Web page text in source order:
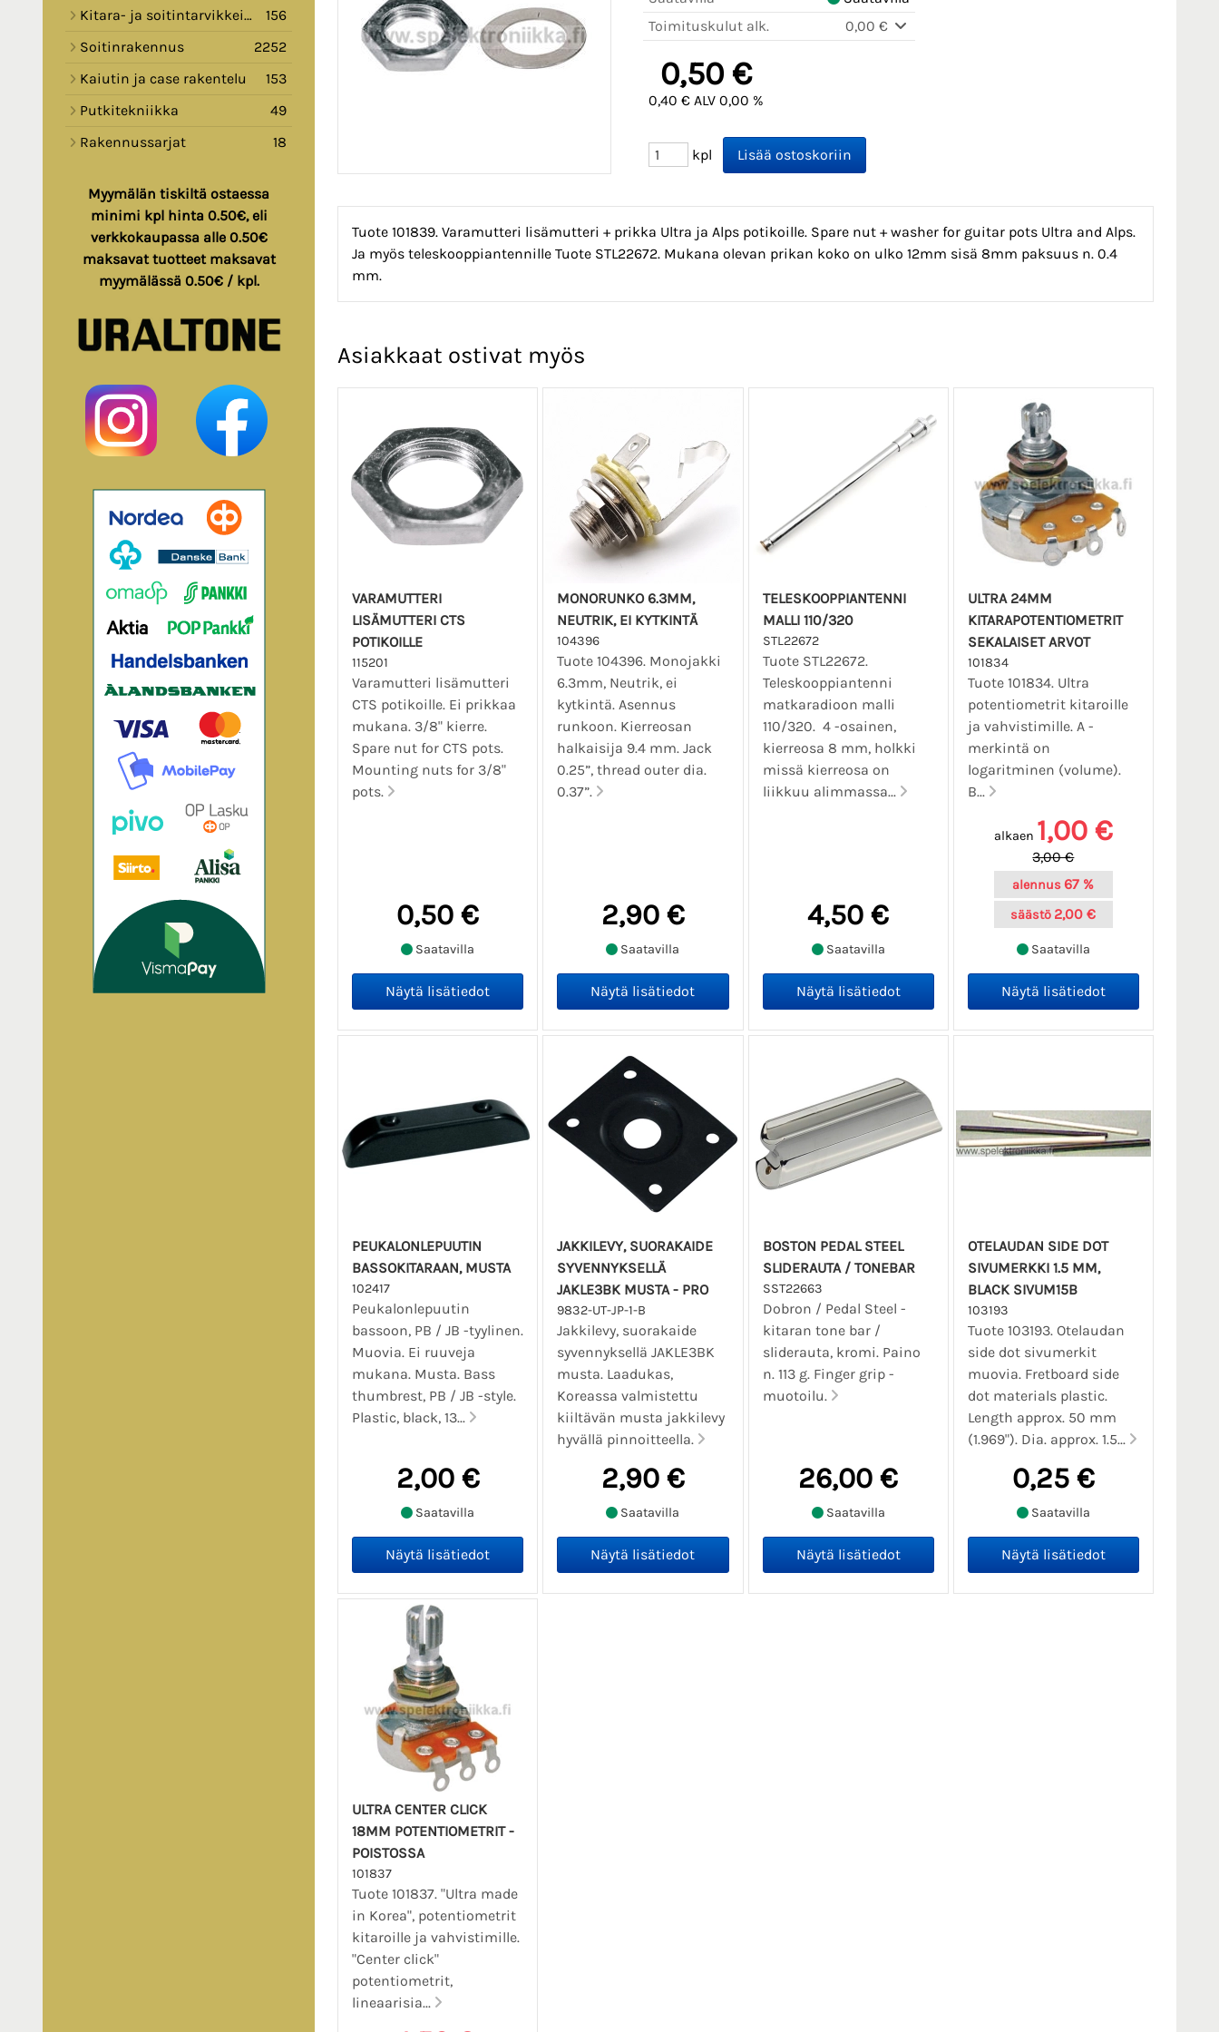
Kitara- ja soitintarvikkeita
156
Soitinrakennus
2252
Kaiutin ja case rakentelu
153
Putkitekniikka
49
Rakennussarjat
18
Myymälän tiskiltä ostaessa
minimi kpl hinta 0.50€, eli
verkkokaupassa alle 0.50€
maksavat tuotteet maksavat
myymälässä 0.50€ / kpl.
Toimituskulut alk.
0,00 €
0,50 €
0,40 € ALV 0,00 %
kpl
Tuote 101839. Varamutteri lisämutteri + prikka Ultra ja Alps potikoille. Spare nut + washer for guitar pots Ultra and Alps.
Ja myös teleskooppiantennille Tuote STL22672. Mukana olevan prikan koko on ulko 12mm sisä 8mm paksuus n. 0.4
mm.
Asiakkaat ostivat myös
VARAMUTTERI
LISÄMUTTERI CTS
POTIKOILLE
115201
Varamutteri lisämutteri
CTS potikoille. Ei prikkaa
mukana. 3/8" kierre.
Spare nut for CTS pots.
Mounting nuts for 3/8"
pots.
0,50 €
Saatavilla
MONORUNKO 6.3MM,
NEUTRIK, EI KYTKINTÄ
104396
Tuote 104396. Monojakki
6.3mm, Neutrik, ei
kytkintä. Asennus
runkoon. Kierreosan
halkaisija 9.4 mm. Jack
0.25”, thread outer dia.
0.37”.
2,90 €
Saatavilla
TELESKOOPPIANTENNI
MALLI 110/320
STL22672
Tuote STL22672.
Teleskooppiantenni
matkaradioon malli
110/320. 4 -osainen,
kierreosa 8 mm, holkki
missä kierreosa on
liikkuu alimmassa...
4,50 €
Saatavilla
ULTRA 24MM
KITARAPOTENTIOMETRIT
SEKALAISET ARVOT
101834
Tuote 101834. Ultra
potentiometrit kitaroille
ja vahvistimille. A -
merkintä on
logaritminen (volume).
B...
alkaen 1,00 €
3,00 €
alennus67 %
säästö 2,00 €
Saatavilla
PEUKALONLEPUUTIN
BASSOKITARAAN, MUSTA
102417
Peukalonlepuutin
bassoon, PB / JB -tyylinen.
Muovia. Ei ruuveja
mukana. Musta. Bass
thumbrest, PB / JB -style.
Plastic, black, 13...
2,00 €
Saatavilla
JAKKILEVY, SUORAKAIDE
SYVENNYKSELLÄ
JAKLE3BK MUSTA - PRO
9832-UT-JP-1-B
Jakkilevy, suorakaide
syvennyksellä JAKLE3BK
musta. Laadukas,
Koreassa valmistettu
kiiltävän musta jakkilevy
hyvällä pinnoitteella.
2,90 €
Saatavilla
BOSTON PEDAL STEEL
SLIDERAUTA / TONEBAR
SST22663
Dobron / Pedal Steel -
kitaran tone bar /
sliderauta, kromi. Paino
n. 113 g. Finger grip -
muotoilu.
26,00 €
Saatavilla
OTELAUDAN SIDE DOT
SIVUMERKKI 1.5 MM,
BLACK SIVUM15B
103193
Tuote 103193. Otelaudan
side dot sivumerkit
muovia. Fretboard side
dot materials plastic.
Length approx. 50 mm
(1.969"). Dia. approx. 1.5...
0,25 €
Saatavilla
ULTRA CENTER CLICK
18MM POTENTIOMETRIT -
POISTOSSA
101837
Tuote 101837. "Ultra made
in Korea", potentiometrit
kitaroille ja vahvistimille.
"Center click"
potentiometrit,
lineaarisia...